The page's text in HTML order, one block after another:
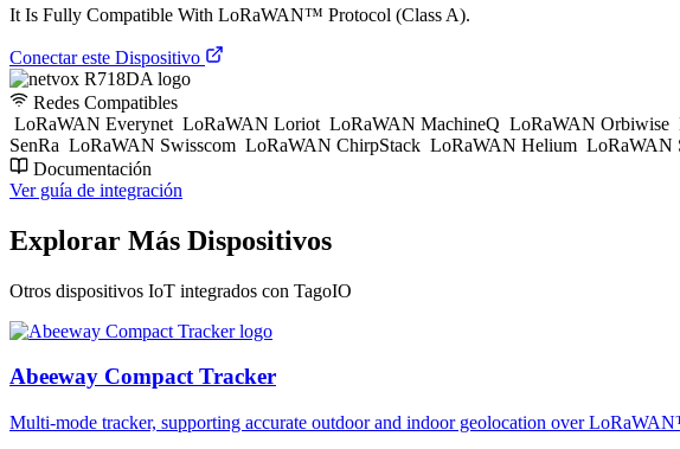
It Is Fully Compatible With LoRaWAN™ Protocol (Class A).
Conectar este Dispositivo
Redes Compatibles
LoRaWAN Everynet LoRaWAN Loriot LoRaWAN MachineQ LoRaWAN Orbiwise
SenRa LoRaWAN Swisscom LoRaWAN ChirpStack LoRaWAN Helium LoRaWAN
Documentación
Ver guía de integración
Explorar Más Dispositivos
Otros dispositivos IoT integrados con TagoIO
Abeeway Compact Tracker
Multi-mode tracker, supporting accurate outdoor and indoor geolocation over